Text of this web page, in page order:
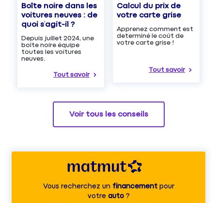
Boîte noire dans les
voitures neuves : de
quoi s’agit-il ?
Depuis juillet 2024, une
boîte noire équipe
toutes les voitures
neuves.
Tout savoir
Calcul du prix de
votre carte grise
Apprenez comment est
determiné le coût de
votre carte grise !
Tout savoir
Voir tous les conseils
Vous recherchez unfinancementpour
votre auto?